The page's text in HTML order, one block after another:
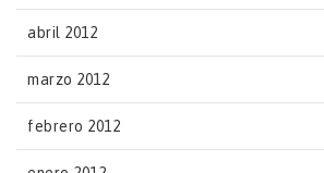
abril 2012
marzo 2012
febrero 2012